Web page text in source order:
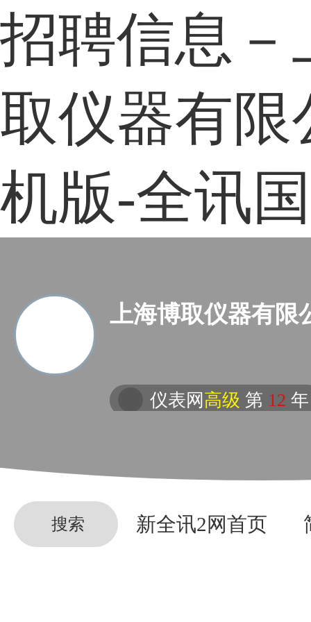
招聘信息－
取仪器有限
机版-全讯
上海博取仪器有限
仪表网高级 第 12 年
搜索 新全讯2网首页